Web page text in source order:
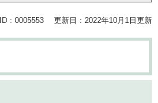
：0005553 更新日：2022年10月1日更新